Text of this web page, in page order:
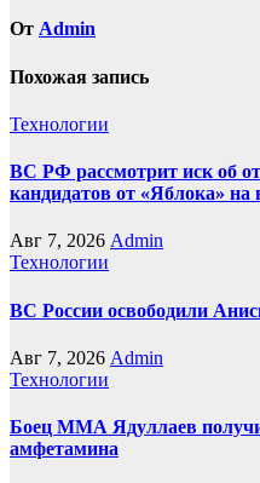
От Admin
Похожая запись
Технологии
ВС РФ рассмотрит иск об
кандидатов от «Яблока»
Авг 7, 2026 Admin
Технологии
ВС России освободили
Авг 7, 2026 Admin
Технологии
Боец ММА Ядуллаев
амфетамина